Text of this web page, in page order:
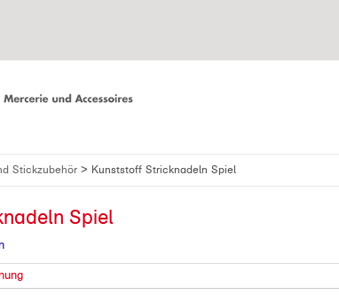
Stickzubehör > Kunststoff Stricknadeln Spiel
Spiel